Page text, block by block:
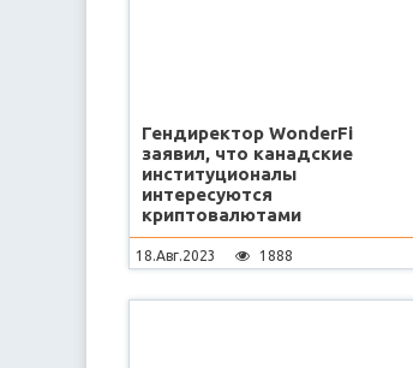
Гендиректор WonderFi
заявил, что канадские
институционалы
интересуются
криптовалютами
18.Авг.2023 1888